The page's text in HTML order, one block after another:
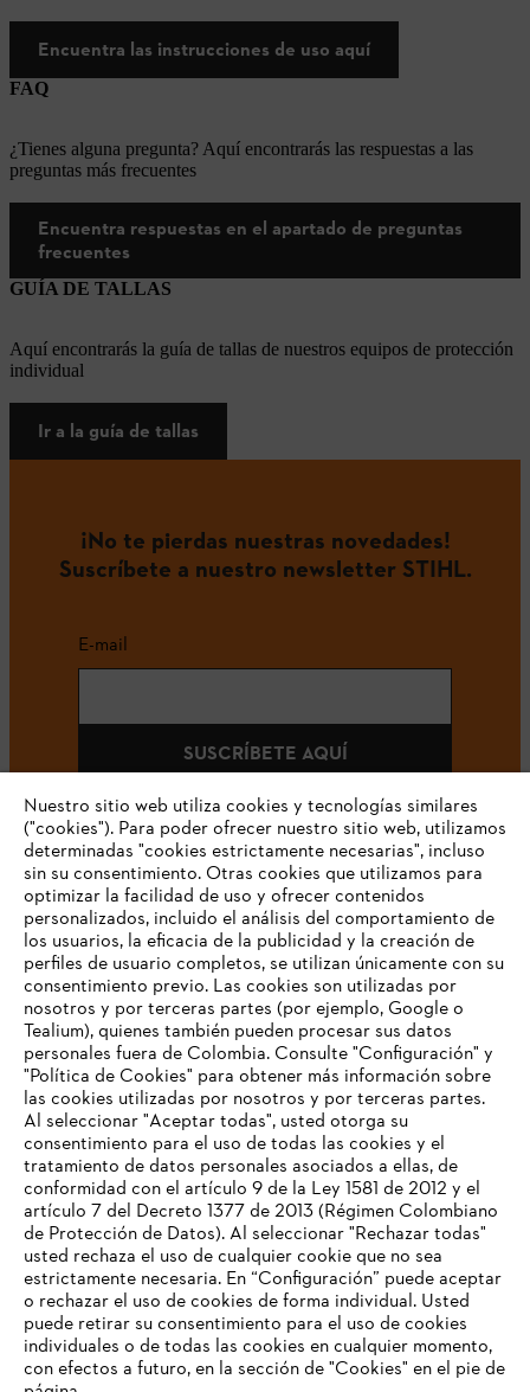
Encuentra las instrucciones de uso aquí
FAQ
¿Tienes alguna pregunta? Aquí encontrarás las respuestas a las
preguntas más frecuentes
Encuentra respuestas en el apartado de preguntas
frecuentes
GUÍA DE TALLAS
Aquí encontrarás la guía de tallas de nuestros equipos de protección
individual
Ir a la guía de tallas
¡No te pierdas nuestras novedades!
Suscríbete a nuestro newsletter STIHL.
E-mail
SUSCRÍBETE AQUÍ
#STIHLCOLOMBIA
Nuestra empresa
Preguntas frecuentes
Contacto
TU NAVEGADOR NO ES
COMPATIBLE
El navegador que estás utilizando no es compatible con
nuestra página web. Para que puedas disfrutar de nuestro
contenido, utiliza uno de los siguientes navegadores:
Nuestro sitio web utiliza cookies y tecnologías similares
("cookies"). Para poder ofrecer nuestro sitio web, utilizamos
determinadas "cookies estrictamente necesarias", incluso
sin su consentimiento. Otras cookies que utilizamos para
optimizar la facilidad de uso y ofrecer contenidos
personalizados, incluido el análisis del comportamiento de
los usuarios, la eficacia de la publicidad y la creación de
perfiles de usuario completos, se utilizan únicamente con su
consentimiento previo. Las cookies son utilizadas por
nosotros y por terceras partes (por ejemplo, Google o
Tealium), quienes también pueden procesar sus datos
personales fuera de Colombia. Consulte "Configuración" y
"Política de Cookies" para obtener más información sobre
las cookies utilizadas por nosotros y por terceras partes.
Al seleccionar "Aceptar todas", usted otorga su
consentimiento para el uso de todas las cookies y el
tratamiento de datos personales asociados a ellas, de
conformidad con el artículo 9 de la Ley 1581 de 2012 y el
artículo 7 del Decreto 1377 de 2013 (Régimen Colombiano
de Protección de Datos). Al seleccionar "Rechazar todas"
usted rechaza el uso de cualquier cookie que no sea
estrictamente necesaria. En “Configuración” puede aceptar
o rechazar el uso de cookies de forma individual. Usted
puede retirar su consentimiento para el uso de cookies
individuales o de todas las cookies en cualquier momento,
con efectos a futuro, en la sección de "Cookies" en el pie de